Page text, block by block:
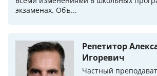
экзаменах. Объ...
Репетитор
Игоревич
Частный